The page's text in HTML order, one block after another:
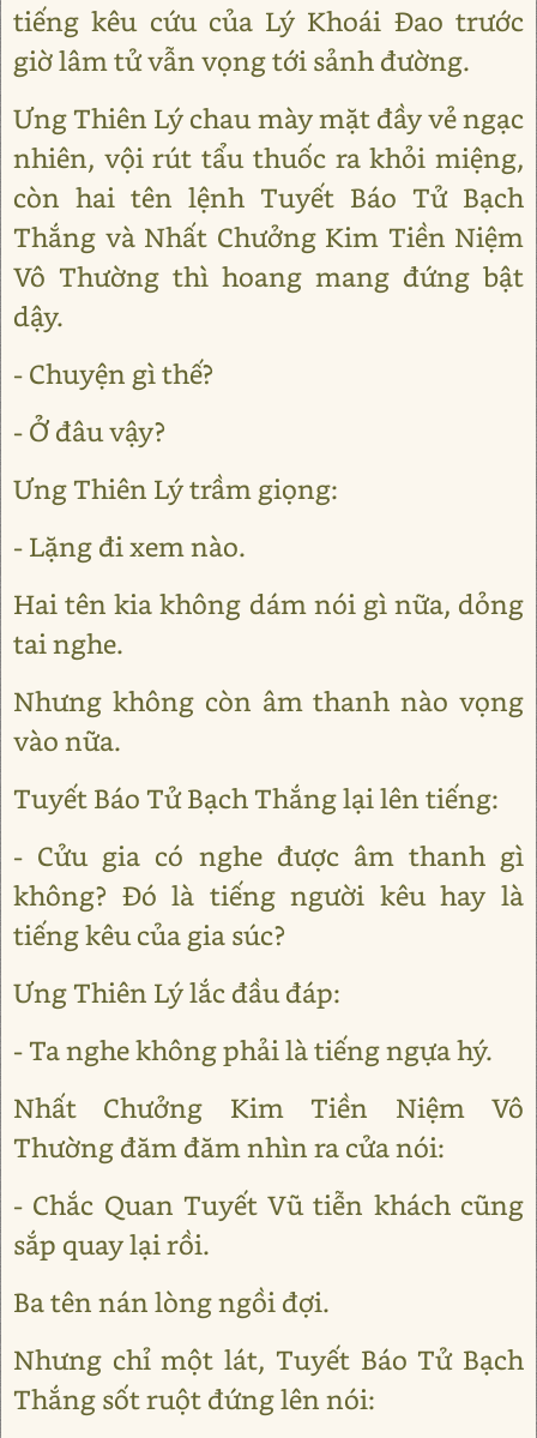
tiếng kêu cứu của Lý Khoái Đao trước
giờ lâm tử vẫn vọng tới sảnh đường.
Ưng Thiên Lý chau mày mặt đầy vẻ ngạc
nhiên, vội rút tẩu thuốc ra khỏi miệng,
còn hai tên lệnh Tuyết Báo Tử Bạch
Thắng và Nhất Chưởng Kim Tiền Niệm
Vô Thường thì hoang mang đứng bật
dậy.
- Chuyện gì thế?
- Ở đâu vậy?
Ưng Thiên Lý trầm giọng:
- Lặng đi xem nào.
Hai tên kia không dám nói gì nữa, dỏng
tai nghe.
Nhưng không còn âm thanh nào vọng
vào nữa.
Tuyết Báo Tử Bạch Thắng lại lên tiếng:
- Cửu gia có nghe được âm thanh gì
không? Đó là tiếng người kêu hay là
tiếng kêu của gia súc?
Ưng Thiên Lý lắc đầu đáp:
- Ta nghe không phải là tiếng ngựa hý.
Nhất Chưởng Kim Tiền Niệm Vô
Thường đăm đăm nhìn ra cửa nói:
- Chắc Quan Tuyết Vũ tiễn khách cũng
sắp quay lại rồi.
Ba tên nán lòng ngồi đợi.
Nhưng chỉ một lát, Tuyết Báo Tử Bạch
Thắng sốt ruột đứng lên nói: